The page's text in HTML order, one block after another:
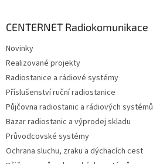
CENTERNET Radiokomunikace
Novinky
Realizované projekty
Radiostanice a rádiové systémy
Příslušenství ruční radiostanice
Půjčovna radiostanic a rádiových systémů
Bazar radiostanic a výprodej skladu
Průvodcovské systémy
Ochrana sluchu, zraku a dýchacích cest